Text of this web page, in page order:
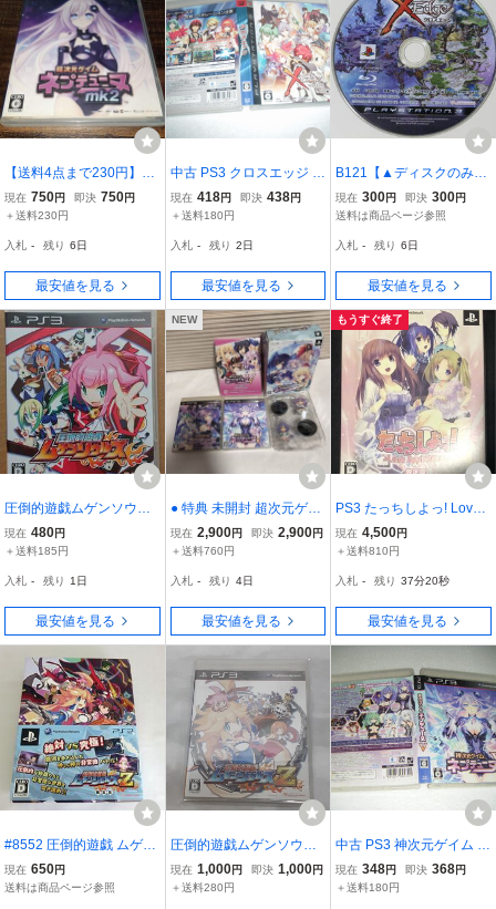
【送料4点まで230円】
【動作確認済】超次元ゲ
イム ネプテューヌmk2 限
現在 750円 即決 750円
＋送料230円
入札 - 残り 6日
最安値を見る
中古 PS3 クロスエッジ 動
作保証 同梱可
現在 418円 即決 438円
＋送料180円
入札 - 残り 2日
最安値を見る
B121【▲ディスクのみ】
クロスエッジ BLJM 600
86 PlayStation 3 ロー
現在 300円 即決 300円
送料は商品ページ参照
入札 - 残り 6日
最安値を見る
圧倒的遊戯ムゲンソウル
ズ（PS3）
現在 480円
＋送料185円
入札 - 残り 1日
最安値を見る
NEW
● 特典 未開封 超次元ゲイ
ム ネプテューヌV 限定版
ネプテューヌ ゲームソフ
CD 中古 潰れあり 71126
現在 2,900円 即決 2,900円
＋送料760円
入札 - 残り 4日
最安値を見る
もうすぐ終了
PS3 たっちしよっ! Love
Application 限定版 新品
現在 4,500円
＋送料810円
入札 - 残り 37分19秒
最安値を見る
#8552 圧倒的遊戯 ムゲン
ソウルズZ 限定版 PS3
現在 650円
送料は商品ページ参照
圧倒的遊戯ムゲンソウル
ズZ 通常版 PS3 Playstatio
n3 ゲームソフト 未開封
現在 1,000円 即決 1,000円
＋送料280円
中古 PS3 神次元ゲイム ネ
プテューヌV 動作保証 同
梱可
現在 348円 即決 368円
＋送料180円